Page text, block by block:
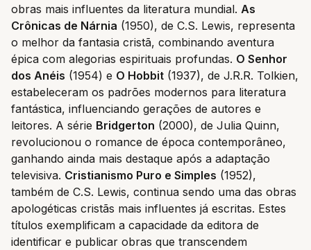
obras mais influentes da literatura mundial. As
Crônicas de Nárnia (1950), de C.S. Lewis, representa
o melhor da fantasia cristã, combinando aventura
épica com alegorias espirituais profundas. O Senhor
dos Anéis (1954) e O Hobbit (1937), de J.R.R. Tolkien,
estabeleceram os padrões modernos para literatura
fantástica, influenciando gerações de autores e
leitores. A série Bridgerton (2000), de Julia Quinn,
revolucionou o romance de época contemporâneo,
ganhando ainda mais destaque após a adaptação
televisiva. Cristianismo Puro e Simples (1952),
também de C.S. Lewis, continua sendo uma das obras
apologéticas cristãs mais influentes já escritas. Estes
títulos exemplificam a capacidade da editora de
identificar e publicar obras que transcendem